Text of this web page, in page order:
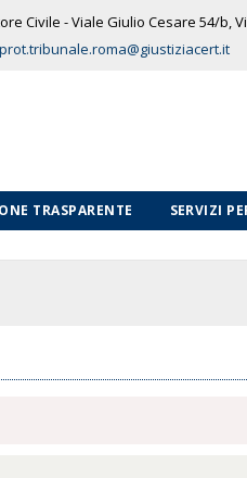
Civile - Viale Giulio Cesare 54/b,
prot.tribunale.roma@giustiziacert.it
TRASPARENTE SERVIZI